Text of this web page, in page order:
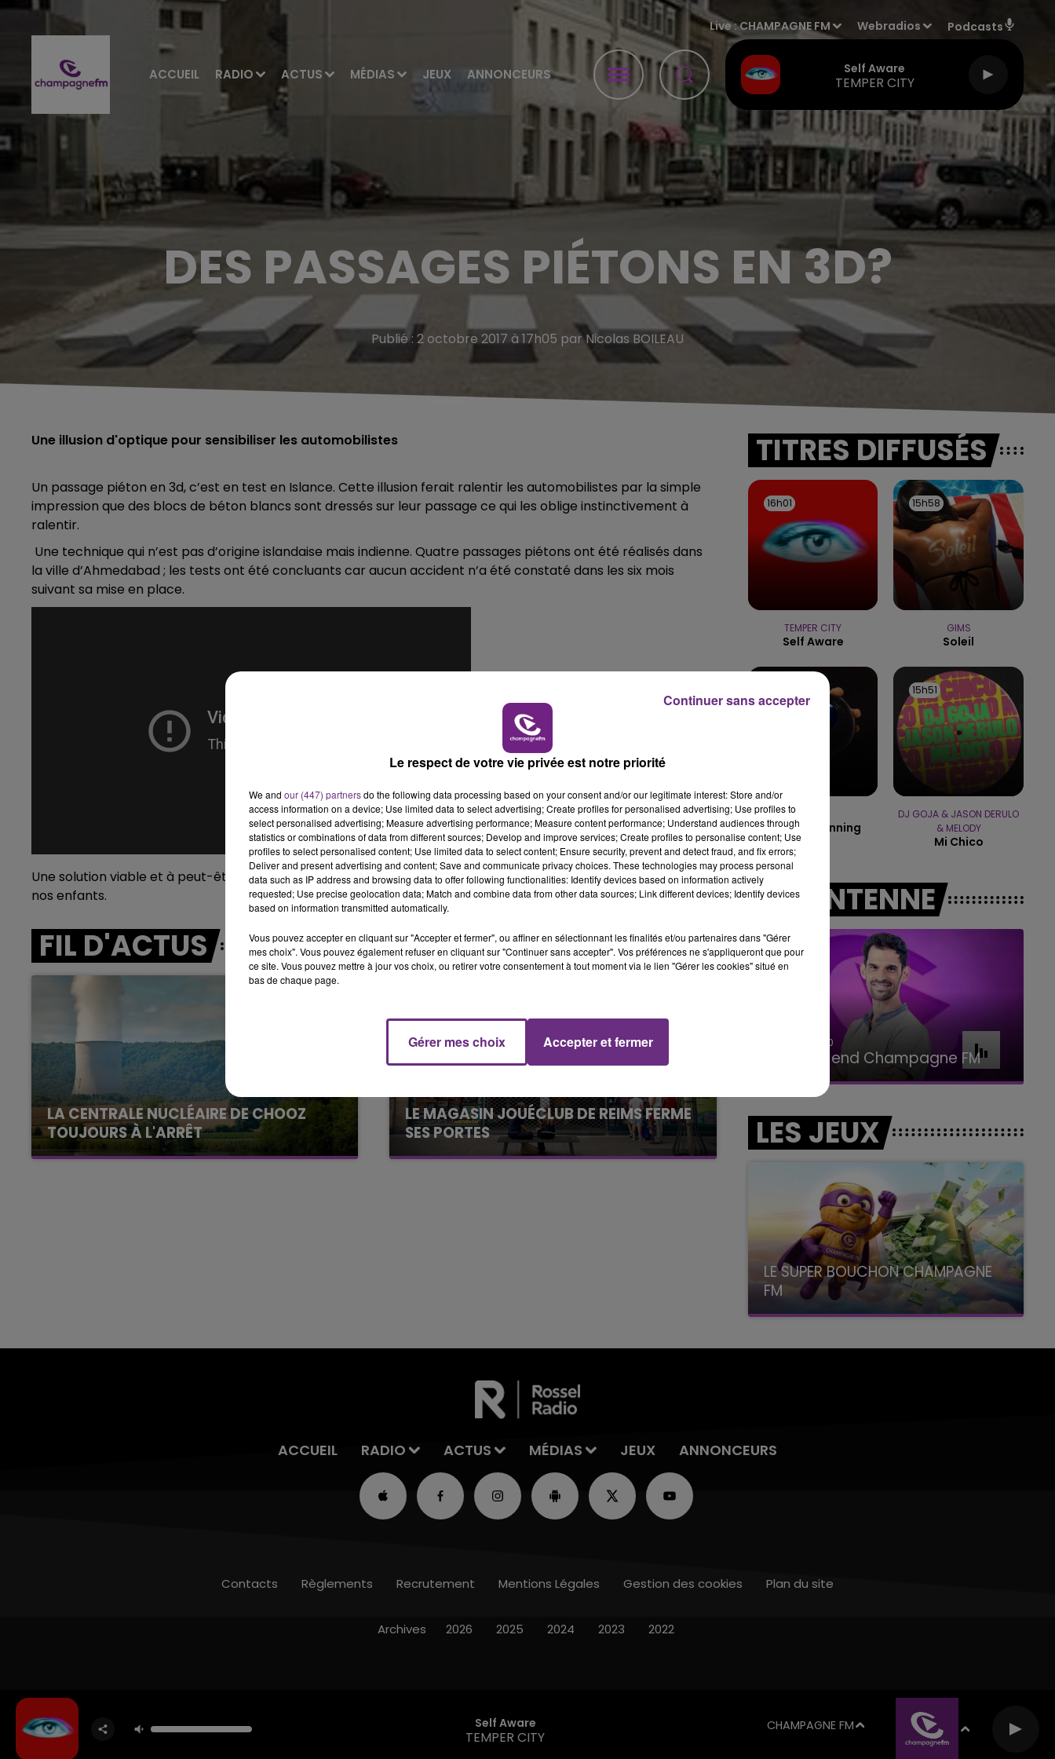
ACCUEIL RADIO ACTUS MÉDIAS JEUX ANNONCEURS
Live :CHAMPAGNE FM Webradios Podcasts
Self Aware
TEMPER CITY
16h00 - 20h00
LE WEEK-END CHAMPAGNE FM
11h00 - 16h00
LE WEEK-END CHAMPAGNE FM
DES PASSAGES PIÉTONS EN 3D?
Publié : 2 octobre 2017 à 17h05 par Nicolas BOILEAU
Une illusion d'optique pour sensibiliser les automobilistes
Un passage piéton en 3d, c’est en test en Islance. Cette illusion ferait ralentir les automobilistes par la simple
impression que des blocs de béton blancs sont dressés sur leur passage ce qui les oblige instinctivement à
ralentir.
Une technique qui n’est pas d’origine islandaise mais indienne. Quatre passages piétons ont été réalisés dans
la ville d’Ahmedabad ; les tests ont été concluants car aucun accident n’a été constaté dans les six mois
suivant sa mise en place.
Une solution viable et à peut-être creuser par nos élus pour sécuriser les passages piétons devant l’école de
nos enfants.
FIL D'ACTUS
LA CENTRALE NUCLÉAIRE DE CHOOZ
TOUJOURS À L'ARRÊT
Cela fait déjà une semaine que la centrale
LE MAGASIN JOUÉCLUB DE REIMS FERME
SES PORTES
C'était l'une des institutions du centre-ville
TITRES DIFFUSÉS
16h01
16h01
TEMPER CITY
Self Aware
15h58
15h58
GIMS
Soleil
End Of Beginning
15h51
15h51
DJ GOJA & JASON DERULO
& MELODY
Mi Chico
A L'ANTENNE
11h00 - 16h00
Le week-end Champagne FM
16h00 - 20h00
Le Week-end Champagne FM
LES JEUX
LE SUPER BOUCHON CHAMPAGNE
FM
avec La Famille Champagne FM, à 8H10
ACCUEIL RADIO ACTUS MÉDIAS JEUX ANNONCEURS
Self Aware
TEMPER CITY
CHAMPAGNE FM
Contacts Règlements Recrutement Mentions Légales Gestion des cookies Plan du site
Archives 2026 2025 2024 2023 2022
Le respect de votre vie privée est notre priorité
We and our (447) partnersdo the following data processing based on your consent and/or our legitimate interest: Store and/or
access information on a device; Use limited data to select advertising; Create profiles for personalised advertising; Use profiles to
select personalised advertising; Measure advertising performance; Measure content performance; Understand audiences through
statistics or combinations of data from different sources; Develop and improve services; Create profiles to personalise content; Use
profiles to select personalised content; Use limited data to select content; Ensure security, prevent and detect fraud, and fix errors;
Deliver and present advertising and content; Save and communicate privacy choices. These technologies may process personal
data such as IP address and browsing data to offer following functionalities: Identify devices based on information actively
requested; Use precise geolocation data; Match and combine data from other data sources; Link different devices; Identify devices
based on information transmitted automatically.
Vous pouvez accepter en cliquant sur "Accepter et fermer", ou affiner en sélectionnant les finalités et/ou partenaires dans "Gérer
mes choix". Vous pouvez également refuser en cliquant sur "Continuer sans accepter". Vos préférences ne s'appliqueront que pour
ce site. Vous pouvez mettre à jour vos choix, ou retirer votre consentement à tout moment via le lien "Gérer les cookies" situé en
bas de chaque page.
Gérer mes choix Accepter et fermer
Continuer sans accepter